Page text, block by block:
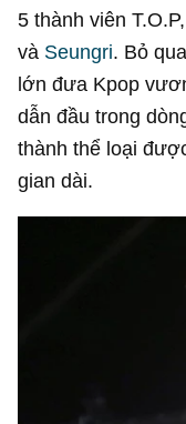
5 thành viên
và Seungri. Bỏ
lớn đưa Kpop
dẫn đầu trong
thành thể loại
gian dài.